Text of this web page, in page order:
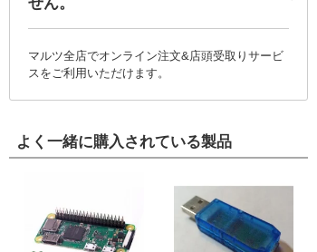
マルツ全店でオンライン注文&店頭受取りサービ
スをご利用いただけます。
よく一緒に購入されている製品